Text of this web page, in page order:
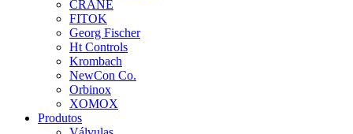
CRANE
FITOK
Georg Fischer
Ht Controls
Krombach
NewCon Co.
Orbinox
XOMOX
Produtos